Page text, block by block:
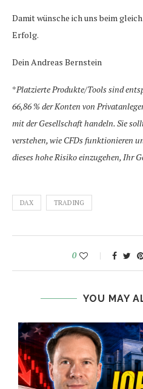
Damit wünsche ich uns beim
Erfolg.
Dein Andreas Bernstein
*Platzierte Produkte/Tools sind
66,86 % der Konten von
mit der Gesellschaft handeln. Sie
verstehen, wie CFDs funktionieren
dieses hohe Risiko einzugehen, Ihr
DAX TRADING
0
YOU MAY